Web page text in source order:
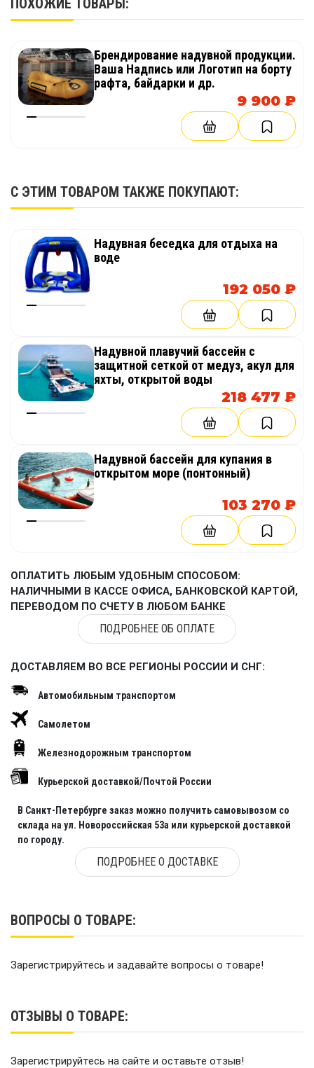
на самом острове, так и снять для установки на
палубе яхты или на берегу.
- Дополнительная защита. По периметру
конструкции Звезды установлена
поддерживающая надувная труба, которая,
Дополнительная информация
В собранном и готовом к эксплуатации виде
изделие имеет габариты 7,5х7,5 м. Их
необходимо учитывать, принимая решение на
выбор места отдыха.
Для сборки конструкции потребуется не более
20 минут. Производитель гарантирует не менее
5 лет безупречной эксплуатации (при условии
соблюдения правил и аккуратном обращении
ресурс составляет 15-20 лет и более)!
Купить товар, надувной плавучий остров
"Звезда" в нашей компании – правильное
решение. Обращайтесь!
ПОХОЖИЕ ТОВАРЫ:
Брендирование надувной продукции.
Ваша Надпись или Логотип на борту
рафта, байдарки и др.
9 900 ₽
С ЭТИМ ТОВАРОМ ТАКЖЕ ПОКУПАЮТ:
Надувная беседка для отдыха на
воде
192 050 ₽
Надувной плавучий бассейн с
защитной сеткой от медуз, акул для
яхты, открытой воды
218 477 ₽
Надувной бассейн для купания в
открытом море (понтонный)
103 270 ₽
ОПЛАТИТЬ ЛЮБЫМ УДОБНЫМ СПОСОБОМ:
НАЛИЧНЫМИ В КАССЕ ОФИСА, БАНКОВСКОЙ КАРТОЙ,
ПЕРЕВОДОМ ПО СЧЕТУ В ЛЮБОМ БАНКЕ
ПОДРОБНЕЕ ОБ ОПЛАТЕ
ДОСТАВЛЯЕМ ВО ВСЕ РЕГИОНЫ РОССИИ И СНГ:
Автомобильным транспортом
Самолетом
Железнодорожным транспортом
Курьерской доставкой/Почтой России
В Санкт-Петербурге заказ можно получить самовывозом со
склада на ул. Новороссийская 53а или курьерской доставкой
по городу.
ПОДРОБНЕЕ О ДОСТАВКЕ
ВОПРОСЫ О ТОВАРЕ:
Зарегистрируйтесь и задавайте вопросы о товаре!
ОТЗЫВЫ О ТОВАРЕ:
Зарегистрируйтесь на сайте и оставьте отзыв!